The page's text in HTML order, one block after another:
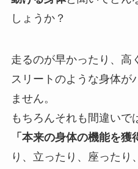
しょうか？
走るのが早かったり、高
スリートのような身体が
ません。
もちろんそれも間違いで
「本来の身体の機能を獲
り、立ったり、座ったり